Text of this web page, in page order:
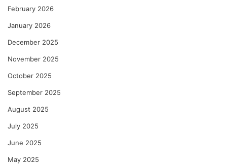
February 2026
January 2026
December 2025
November 2025
October 2025
September 2025
August 2025
July 2025
June 2025
May 2025